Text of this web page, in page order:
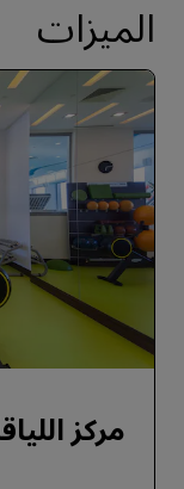
الميزات
مركز